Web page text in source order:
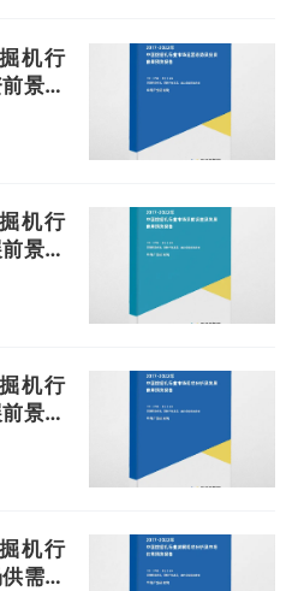
机行
景预
机行
景预
机行
景预
机行
需预